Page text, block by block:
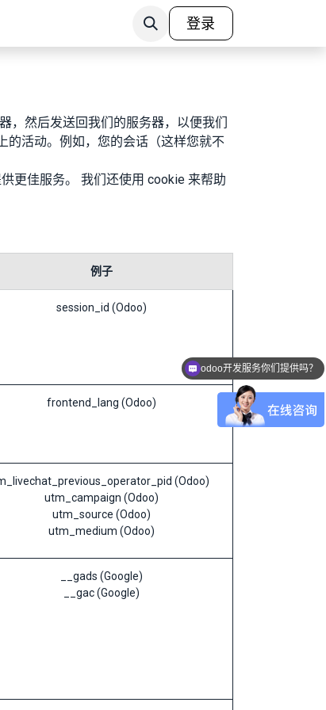
登录
，然后发送回我们的服务器，以便我们
的活动。例如，您的会话（这样您就不
更佳服务。 我们还使用 cookie 来帮助
例子
session_id (Odoo)
frontend_lang (Odoo)
(Odoo)
utm_campaign (Odoo)
utm_source (Odoo)
utm_medium (Odoo)
__gads (Google)
__gac (Google)
odoo开发服务你们提供吗？